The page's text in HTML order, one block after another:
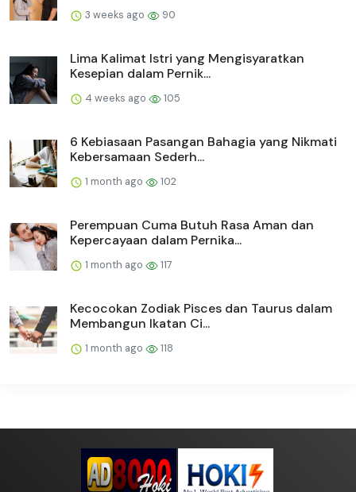
3 weeks ago 90
Lima Kalimat Istri yang Mengisyaratkan
Kesepian dalam Pernik...
4 weeks ago 105
6 Kebiasaan Pasangan Bahagia yang Nikmati
Kebersamaan Sederh...
1 month ago 102
Perempuan Cuma Butuh Rasa Aman dan
Kepercayaan dalam Pernika...
1 month ago 117
Kecocokan Zodiak Pisces dan Taurus dalam
Membangun Ikatan Ci...
1 month ago 118